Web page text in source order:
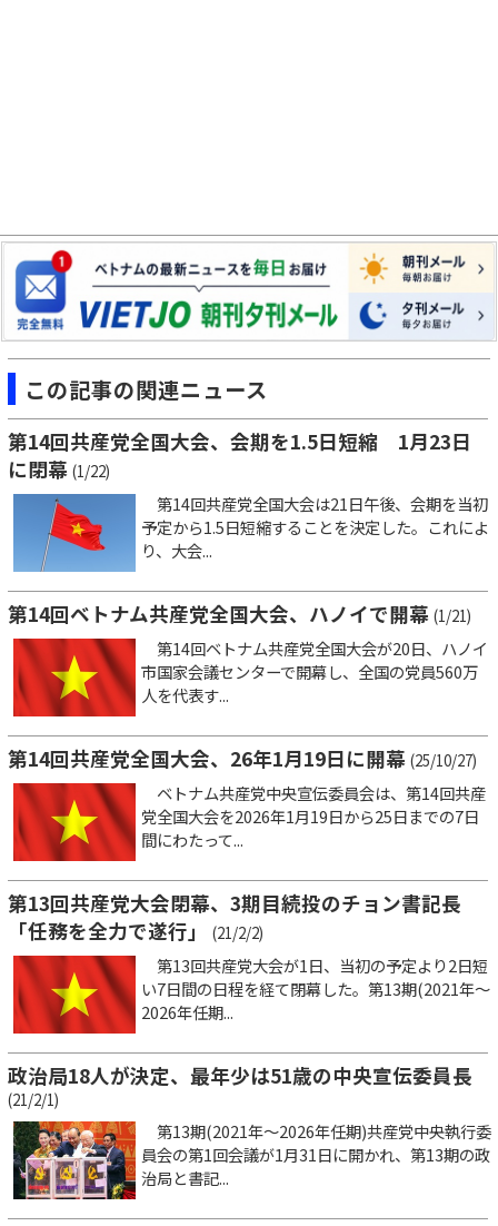
この記事の関連ニュース
第14回共産党全国大会、会期を1.5日短縮 1月23日
に閉幕 (1/22)
第14回共産党全国大会は21日午後、会期を当初
予定から1.5日短縮することを決定した。これによ
り、大会...
第14回ベトナム共産党全国大会、ハノイで開幕 (1/21)
第14回ベトナム共産党全国大会が20日、ハノイ
市国家会議センターで開幕し、全国の党員560万
人を代表す...
第14回共産党全国大会、26年1月19日に開幕 (25/10/27)
ベトナム共産党中央宣伝委員会は、第14回共産
党全国大会を2026年1月19日から25日までの7日
間にわたって...
第13回共産党大会閉幕、3期目続投のチョン書記長
「任務を全力で遂行」
(21/2/2)
第13回共産党大会が1日、当初の予定より2日短
い7日間の日程を経て閉幕した。第13期(2021年～
2026年任期...
政治局18人が決定、最年少は51歳の中央宣伝委員長
(21/2/1)
第13期(2021年～2026年任期)共産党中央執行委
員会の第1回会議が1月31日に開かれ、第13期の政
治局と書記...